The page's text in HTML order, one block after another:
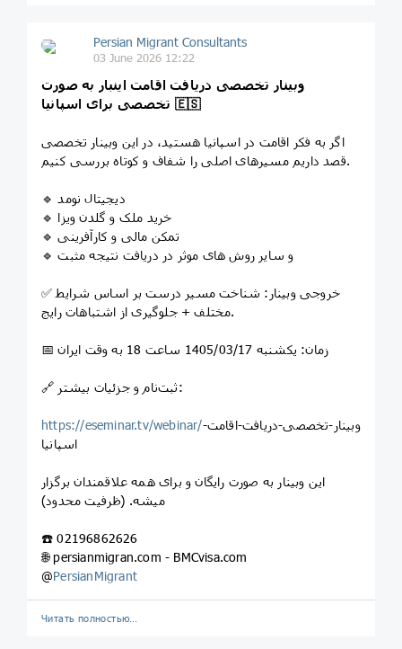
Persian Migrant Consultants
03 June 2026 12:22
وبینار تخصصی دریافت اقامت اینبار به صورت
تخصصی برای اسپانیا 🇪🇸
اگر به فکر اقامت در اسپانیا هستید، در این وبینار تخصصی
قصد داریم مسیرهای اصلی را شفاف و کوتاه بررسی کنیم.
🔹 دیجیتال نومد
🔹 خرید ملک و گلدن ویزا
🔹 تمکن مالی و کارآفرینی
🔹 و سایر روش های موثر در دریافت نتیجه مثبت
✅ خروجی وبینار: شناخت مسیر درست بر اساس شرایط
مختلف + جلوگیری از اشتباهات رایج.
📅 زمان: یکشنبه 1405/03/17 ساعت 18 به وقت ایران
🔗 ثبت‌نام و جزئیات بیشتر:
https://eseminar.tv/webinar/وبینار-تخصصی-دریافت-اقامت-
اسپانیا
این وبینار به صورت رایگان و برای همه علاقمندان برگزار
میشه. (ظرفیت محدود)
☎️ 02196862626
🌐 persianmigran.com - BMCvisa.com
@PersianMigrant
Читать полностью…